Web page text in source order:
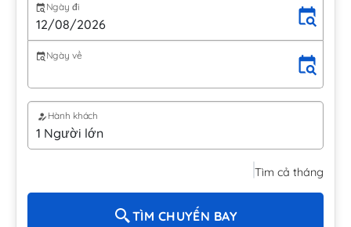
Ngày đi
Ngày về
Hành khách
Tìm cả tháng
TÌM CHUYẾN BAY